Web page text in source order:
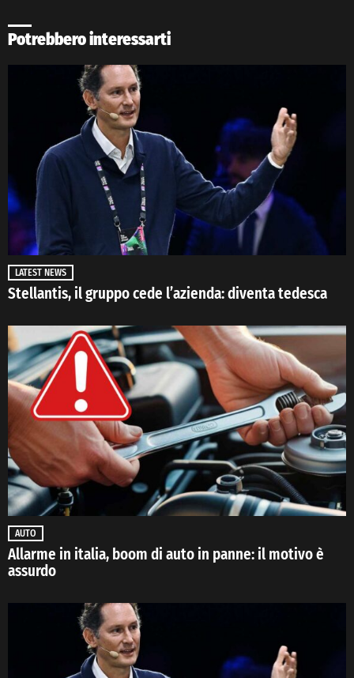
Potrebbero interessarti
LATEST NEWS
Stellantis, il gruppo cede l’azienda: diventa tedesca
AUTO
Allarme in italia, boom di auto in panne: il motivo è
assurdo